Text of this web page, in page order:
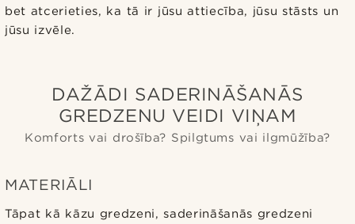
bet atcerieties, ka tā ir jūsu attiecība, jūsu stāsts un
jūsu izvēle.
DAŽĀDI SADERINĀŠANĀS
GREDZENU VEIDI VIŅAM
Komforts vai drošība? Spilgtums vai ilgmūžība?
MATERIĀLI
Tāpat kā kāzu gredzeni, saderināšanās gredzeni